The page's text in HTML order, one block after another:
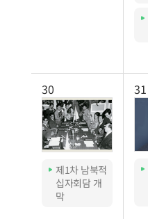
30
제1차 남북적
십자회담 개
막
31